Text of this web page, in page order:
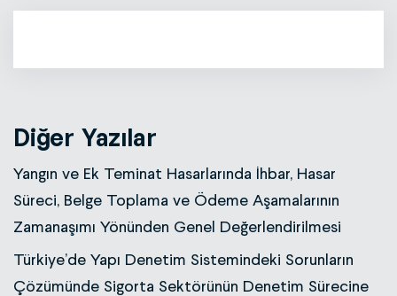
Diğer Yazılar
Yangın ve Ek Teminat Hasarlarında İhbar, Hasar
Süreci, Belge Toplama ve Ödeme Aşamalarının
Zamanaşımı Yönünden Genel Değerlendirilmesi
Türkiye’de Yapı Denetim Sistemindeki Sorunların
Çözümünde Sigorta Sektörünün Denetim Sürecine